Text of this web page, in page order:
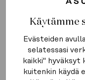
Käytämme
Evästeiden
selatessasi
kaikki" hyväksyt
kuitenkin käydä